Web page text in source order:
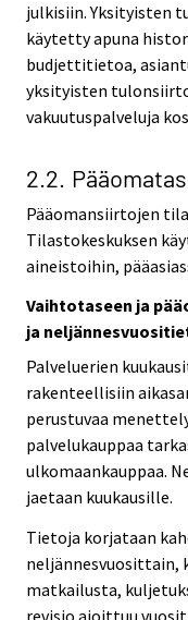
julkisiin. Yksityisten
käytetty apuna
budjettitietoa,
yksityisten
vakuutuspalveluja
2.2.
Pääomansiirtojen
Tilastokeskuksen
aineistoihin,
Vaihtotaseen ja
ja
Palveluerien
rakenteellisiin
perustuvaa
palvelukauppaa
ulkomaankauppaa.
jaetaan kuukausille.
Tietoja korjataan
neljännesvuosittain,
matkailusta,